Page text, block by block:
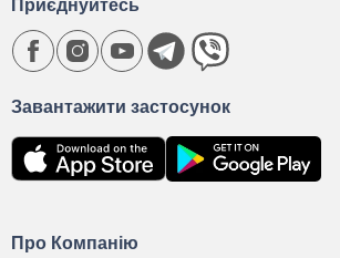
Про Компанію
Завантажити застосунок
Приєднуйтесь